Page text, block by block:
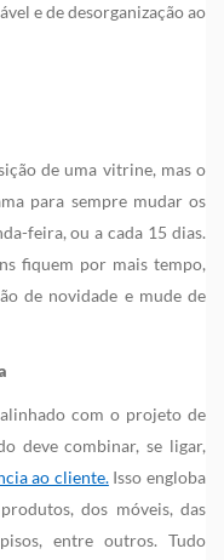
e de desorganização ao
de uma vitrine, mas o
para sempre mudar os
feira, ou a cada 15 dias.
fiquem por mais tempo,
de novidade e mude de
com o projeto de
deve combinar, se ligar,
ao cliente.Isso engloba
dos móveis, das
entre outros. Tudo